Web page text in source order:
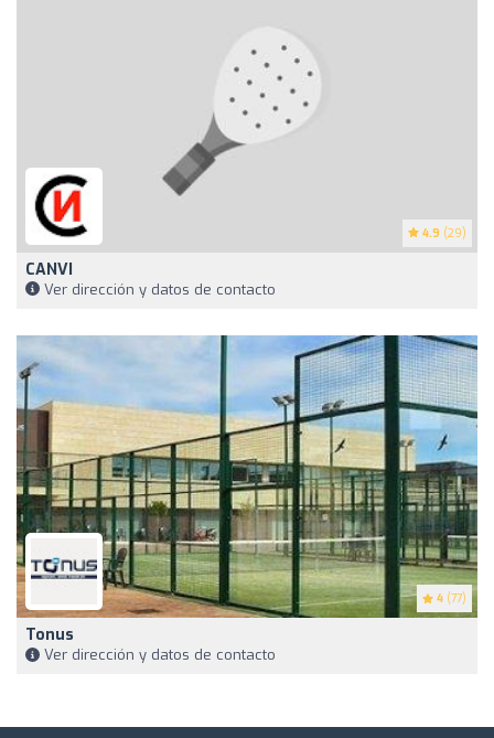
4.9 (29)
CANVI
Ver dirección y datos de contacto
4 (77)
Tonus
Ver dirección y datos de contacto